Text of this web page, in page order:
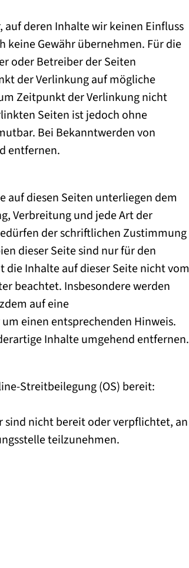
deren Inhalte wir keinen Einfluss
keine Gewähr übernehmen. Für die
oder Betreiber der Seiten
der Verlinkung auf mögliche
Zeitpunkt der Verlinkung nicht
Seiten ist jedoch ohne
Bei Bekanntwerden von
entfernen.
auf diesen Seiten unterliegen dem
Verbreitung und jede Art der
der schriftlichen Zustimmung
dieser Seite sind nur für den
Inhalte auf dieser Seite nicht vom
beachtet. Insbesondere werden
auf eine
einen entsprechenden Hinweis.
Inhalte umgehend entfernen.
Streitbeilegung (OS) bereit:
sind nicht bereit oder verpflichtet, an
teilzunehmen.